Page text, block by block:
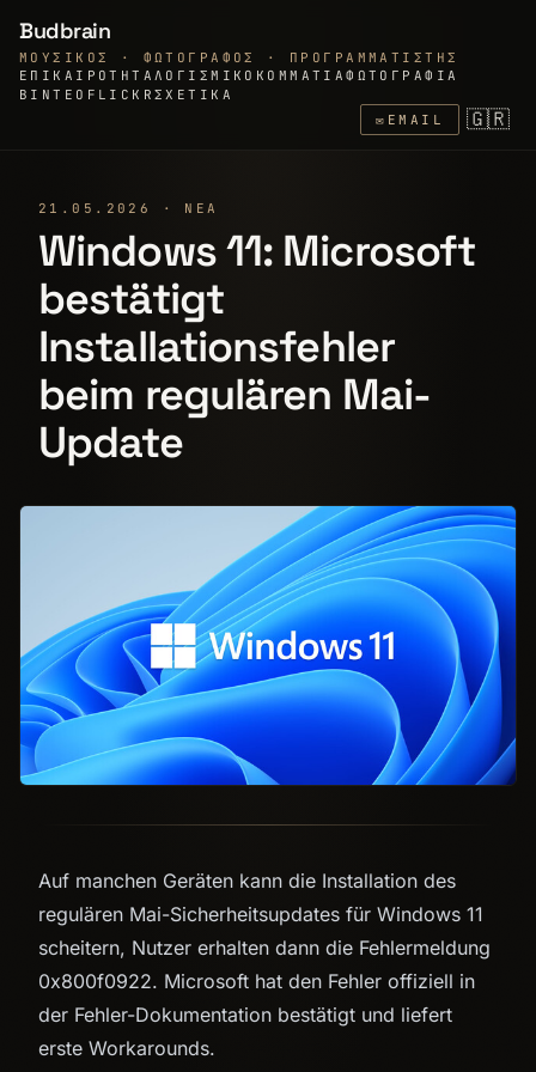
Budbrain
ΜΟΥΣΙΚΌΣ · ΦΩΤΟΓΡΆΦΟΣ · ΠΡΟΓΡΑΜΜΑΤΙΣΤΉΣ
ΕΠΙΚΑΙΡΌΤΗΤΑΛΟΓΙΣΜΙΚΌ ΚΟΜΜΆΤΙΑΦΩΤΟΓΡΑΦΊΑ
ΒΊΝΤΕΟ FLICKRΣΧΕΤΙΚΆ
✉ EMAIL 🇬🇷
21.05.2026 · ΝΈΑ
Windows 11: Microsoft
bestätigt
Installationsfehler
beim regulären Mai-
Update
Auf manchen Geräten kann die Installation des
regulären Mai-Sicherheitsupdates für Windows 11
scheitern, Nutzer erhalten dann die Fehlermeldung
0x800f0922. Microsoft hat den Fehler offiziell in
der Fehler-Dokumentation bestätigt und liefert
erste Workarounds.